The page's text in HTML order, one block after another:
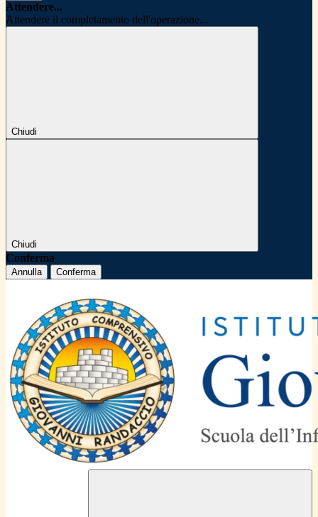
Attendere...
Attendere il completamento dell'operazione...
Chiudi
Chiudi
Conferma
Annulla Conferma